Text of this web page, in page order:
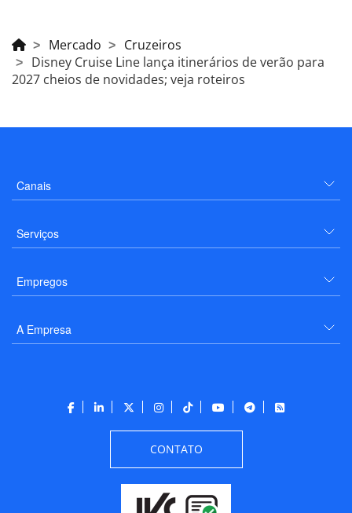
Mercado
Cruzeiros
Disney Cruise Line lança itinerários de verão para
2027 cheios de novidades; veja roteiros
Canais
Serviços
Empregos
A Empresa
CONTATO